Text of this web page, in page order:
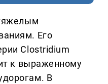
Его
Clostridium
к выраженному
В